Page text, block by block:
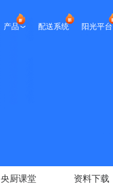
产品 配送系统 阳光平台
央厨课堂 资料下载